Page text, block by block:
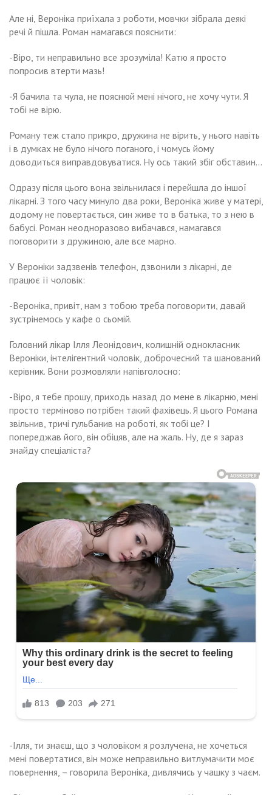
Але ні, Вероніка приїхала з роботи, мовчки зібрала деякі
речі й пішла. Роман намагався пояснити:
-Віро, ти неправильно все зрозуміла! Катю я просто
попросив втерти мазь!
-Я бачила та чула, не пояснюй мені нічого, не хочу чути. Я
тобі не вірю.
Роману теж стало прикро, дружина не вірить, у нього навіть
і в думках не було нічого поганого, і чомусь йому
доводиться виправдовуватися. Ну ось такий збіг обставин…
Одразу після цього вона звільнилася і перейшла до іншої
лікарні. З того часу минуло два роки, Вероніка живе у матері,
додому не повертається, син живе то в батька, то з нею в
бабусі. Роман неодноразово вибачався, намагався
поговорити з дружиною, але все марно.
У Вероніки задзвенів телефон, дзвонили з лікарні, де
працює її чоловік:
-Вероніка, привіт, нам з тобою треба поговорити, давай
зустрінемось у кафе о сьомій.
Головний лікар Ілля Леонідович, колишній однокласник
Вероніки, інтелігентний чоловік, доброчесний та шанований
керівник. Вони розмовляли напівголосно:
-Віро, я тебе прошу, приходь назад до мене в лікарню, мені
просто терміново потрібен такий фахівець. Я цього Романа
звільнив, тричі гульбанив на роботі, як тобі це? І
попереджав його, він обіцяв, але на жаль. Ну, де я зараз
знайду спеціаліста?
-Ілля, ти знаєш, що з чоловіком я розлучена, не хочеться
мені повертатися, він може неправильно витлумачити моє
повернення, – говорила Вероніка, дивлячись у чашку з чаєм.